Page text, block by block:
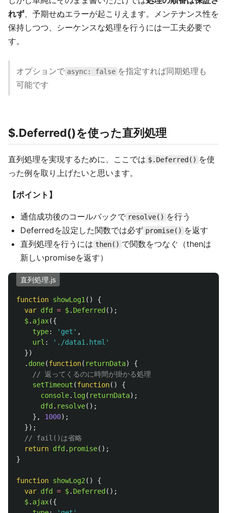
れず、予期せぬエラーが起こりえます。メンテナンス性を
保持しつつ、シーケンスな処理を行うには一工夫必要で
す。
オプションで async: false を指定すれば同期処理も
可能です
$.Deferred()を使った直列処理
直列処理を実現するために、ここでは $.Deferred() を使
った例を取り上げたいと思います。
【ポイント】
通信成功後のコールバックで resolve() を行う
Deferredを設定した関数では必ず promise() を返す
直列処理を行うには then() で関数をつなぐ（thenは
新しいpromiseを返す）
直列処理.js
function showLog1 ()
{
var dfd = $. Deferred ();
$. ajax({
type: ' get ' ,
url : ' ./data1.html '
})
. done(function( returnData)
{
// 返ってくるのに時間が掛かる処理
setTimeout (function()
{
console. log( returnData);
dfd . resolve();
},
1000);
});
// fail()は省略
return dfd . promise();
}
function showLog2 ()
{
var dfd = $. Deferred ();
$. ajax({